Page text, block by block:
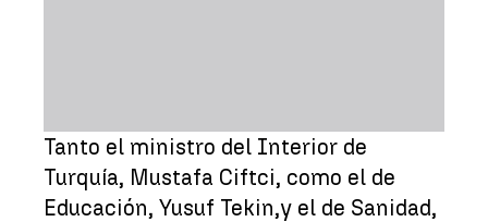
Tanto el ministro del Interior de
Turquía, Mustafa Ciftci, como el de
Educación, Yusuf Tekin,y el de Sanidad,